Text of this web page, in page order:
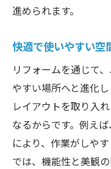
進められます。
快適で使いやすい空
リフォームを通じて
やすい場所へと進化
レイアウトを取り入
なるからです。例え
により、作業がしや
では、機能性と美観